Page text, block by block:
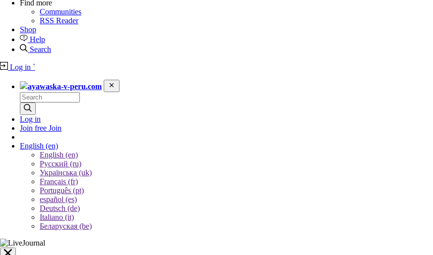
Find more
Communities
RSS Reader
Shop
Help
Search
Log in `
ayawaska-v-peru.com
Log in
Join free Join
English (en)
English (en)
Русский (ru)
Українська (uk)
Français (fr)
Português (pt)
español (es)
Deutsch (de)
Italiano (it)
Беларуская (be)